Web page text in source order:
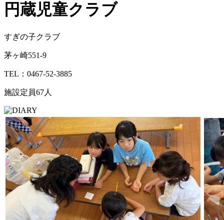
円蔵児童クラブ
すぎの子クラブ
茅ヶ崎551-9
TEL：0467-52-3885
施設定員67人